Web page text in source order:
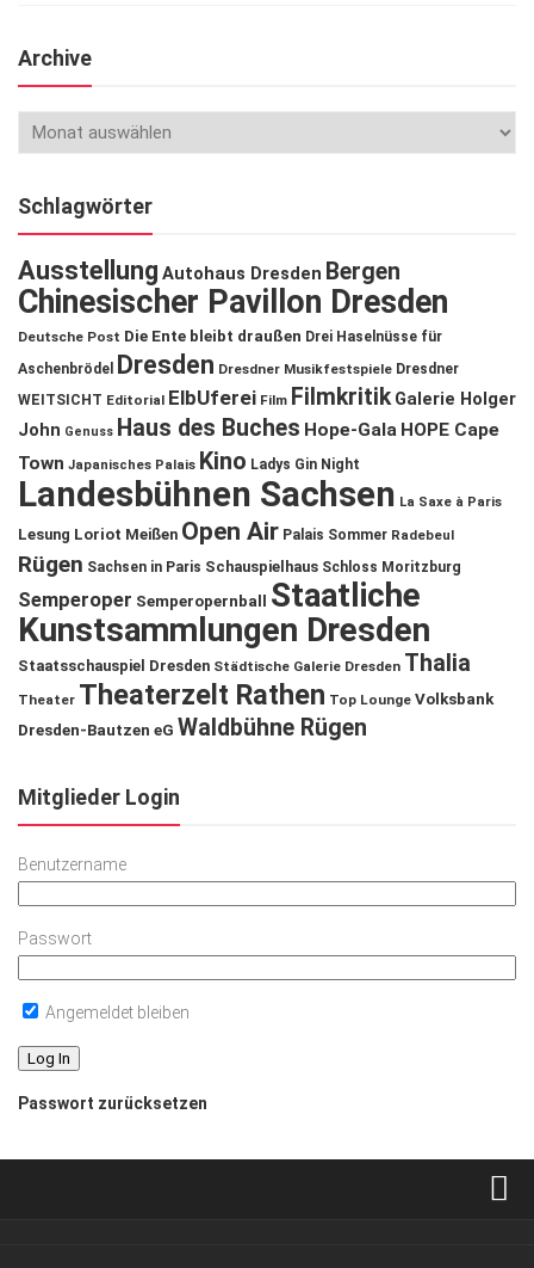
Archive
Schlagwörter
Ausstellung Autohaus Dresden Bergen
Chinesischer Pavillon Dresden
Deutsche Post Die Ente bleibt draußen Drei Haselnüsse für
Aschenbrödel
Dresden Dresdner Musikfestspiele Dresdner
WEITSICHT Editorial ElbUferei Film Filmkritik Galerie Holger
John Genuss Haus des Buches Hope-Gala HOPE Cape
Town Japanisches Palais Kino Ladys Gin Night
Landesbühnen Sachsen La Saxe à Paris
Lesung Loriot Meißen Open Air Palais Sommer Radebeul
Rügen Sachsen in Paris Schauspielhaus Schloss Moritzburg
Semperoper Semperopernball
Staatliche
Kunstsammlungen Dresden
Staatsschauspiel Dresden Städtische Galerie Dresden Thalia
Theater Theaterzelt Rathen Top Lounge Volksbank
Dresden-Bautzen eG Waldbühne Rügen
Mitglieder Login
Benutzername
Passwort
Angemeldet bleiben
Passwort zurücksetzen